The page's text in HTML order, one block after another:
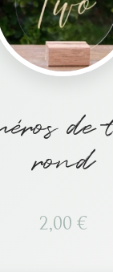
rond
2,00 €